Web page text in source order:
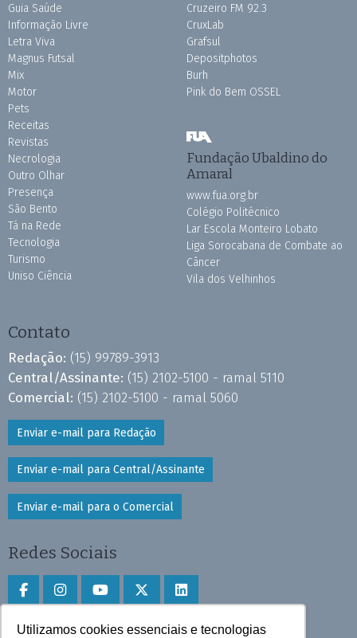
Utilizamos cookies essenciais e tecnologias
Guia Saúde
Informação Livre
Letra Viva
Magnus Futsal
Mix
Motor
Pets
Receitas
Revistas
Necrologia
Outro Olhar
Presença
São Bento
Tá na Rede
Tecnologia
Turismo
Uniso Ciência
Cruzeiro FM 92.3
CruxLab
Grafsul
Depositphotos
Burh
Pink do Bem OSSEL
Fundação Ubaldino do
Amaral
www.fua.org.br
Colégio Politécnico
Lar Escola Monteiro Lobato
Liga Sorocabana de Combate ao
Câncer
Vila dos Velhinhos
Contato
Redação: (15) 99789-3913
Central/Assinante: (15) 2102-5100 - ramal 5110
Comercial: (15) 2102-5100 - ramal 5060
Enviar e-mail para Redação
Enviar e-mail para Central/Assinante
Enviar e-mail para o Comercial
Redes Sociais